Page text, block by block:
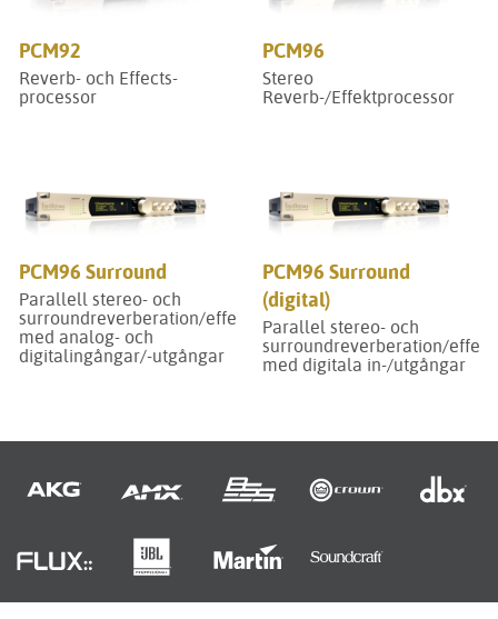
PCM92
Reverb- och Effects-
processor
PCM96
Stereo
Reverb-/Effektprocessor
PCM96 Surround
Parallell stereo- och
surroundreverberation/effektprocessor
med analog- och
digitalingångar/-utgångar
PCM96 Surround
(digital)
Parallel stereo- och
surroundreverberation/
med digitala in-/utgångar